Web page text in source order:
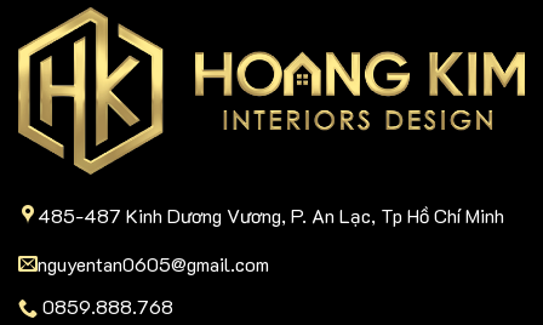
485-487 Kinh Dương Vương, P. An Lạc, Tp Hồ Chí Minh
nguyentan0605@gmail.com
0859.888.768